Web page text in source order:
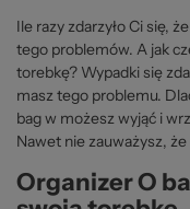
Ile razy zdarzyło Ci się,
tego problemów. A jak
torebkę? Wypadki się
masz tego problemu.
bag w możesz wyjąć i
Nawet nie zauważysz,
Organizer O